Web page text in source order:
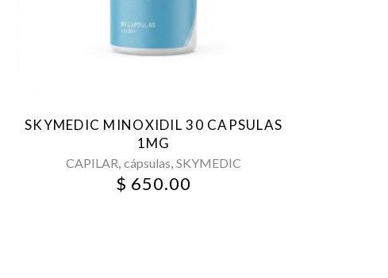
SKYMEDIC MINOXIDIL 30 CAPSULAS
1MG
CAPILAR,cápsulas,SKYMEDIC
$ 650.00